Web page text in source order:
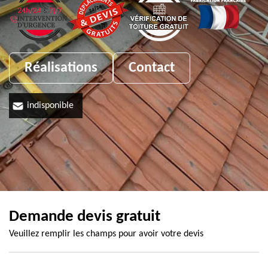
Réalisations Contact
indisponible
Demande devis gratuit
Veuillez remplir les champs pour avoir votre devis